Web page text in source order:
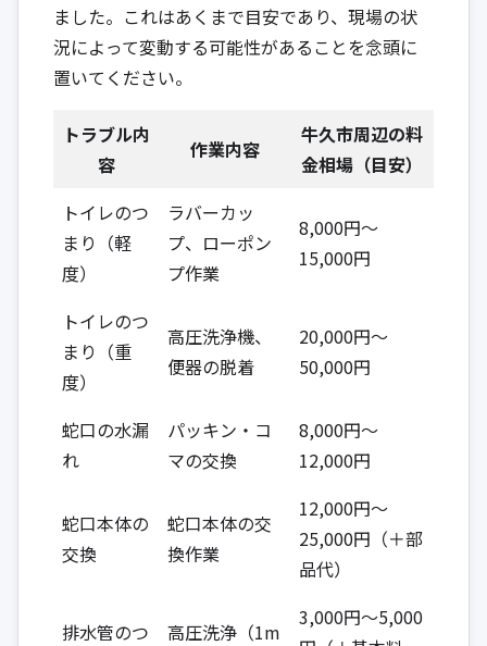
ました。これはあくまで目安であり、現場の状
況によって変動する可能性があることを念頭に
置いてください。
トラブル内
容
作業内容
牛久市周辺の料
金相場（目安）
トイレのつ
まり（軽
度）
ラバーカッ
プ、ローポン
プ作業
8,000円～
15,000円
トイレのつ
まり（重
度）
高圧洗浄機、
便器の脱着
20,000円～
50,000円
蛇口の水漏
れ
パッキン・コ
マの交換
8,000円～
12,000円
蛇口本体の
交換
蛇口本体の交
換作業
12,000円～
25,000円（＋部
品代）
排水管のつ
高圧洗浄（1m
3,000円～5,000